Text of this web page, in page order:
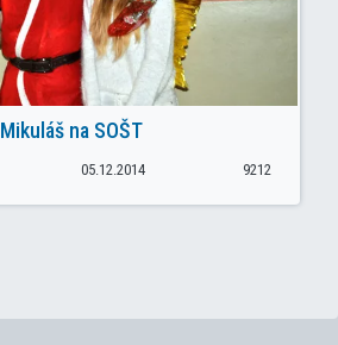
Mikuláš na SOŠT
05.12.2014 9212